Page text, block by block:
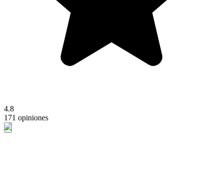
4.8
171 opiniones